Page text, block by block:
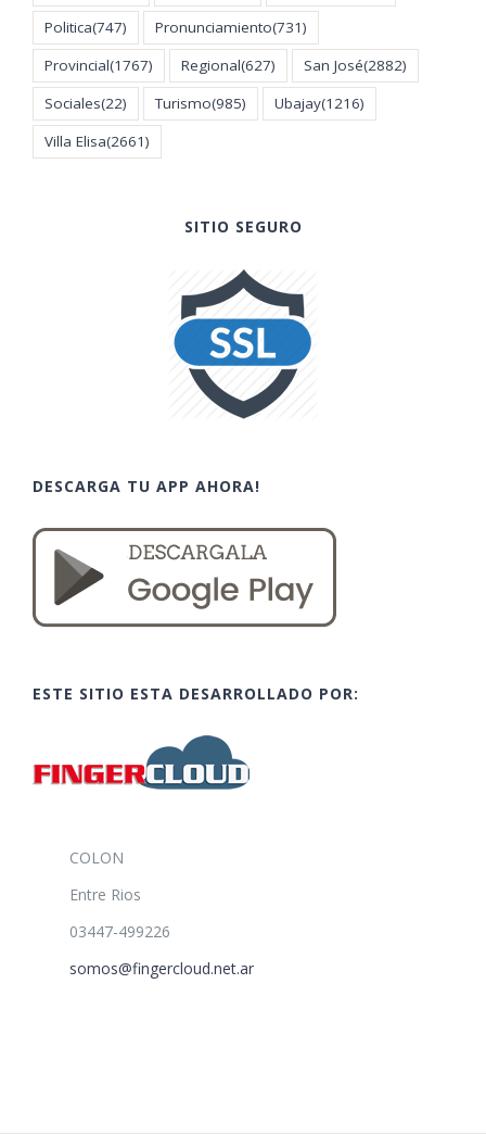
Politica(747) Pronunciamiento(731)
Provincial(1767) Regional(627) San José(2882)
Sociales(22) Turismo(985) Ubajay(1216)
Villa Elisa(2661)
SITIO SEGURO
DESCARGA TU APP AHORA!
ESTE SITIO ESTA DESARROLLADO POR:
COLON
Entre Rios
03447-499226
somos@fingercloud.net.ar